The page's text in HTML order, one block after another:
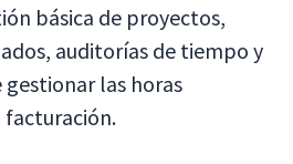
básica de proyectos,
auditorías de tiempo y
gestionar las horas